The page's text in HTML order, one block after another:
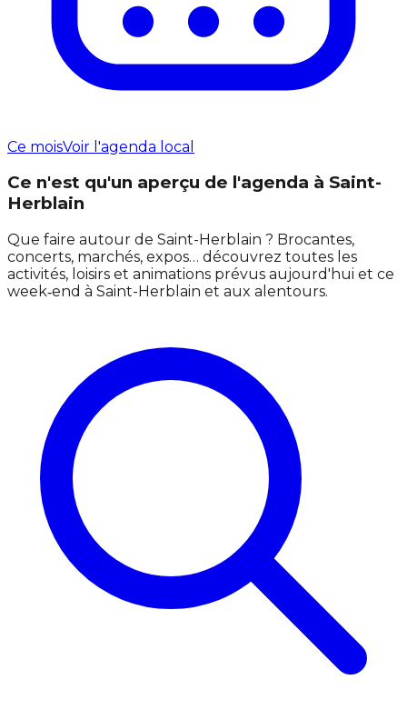
Ce moisVoir l'agenda local
Ce n'est qu'un aperçu de l'agenda à Saint-
Herblain
Que faire autour de Saint-Herblain ? Brocantes,
concerts, marchés, expos… découvrez toutes les
activités, loisirs et animations prévus aujourd'hui et ce
week‑end à Saint-Herblain et aux alentours.